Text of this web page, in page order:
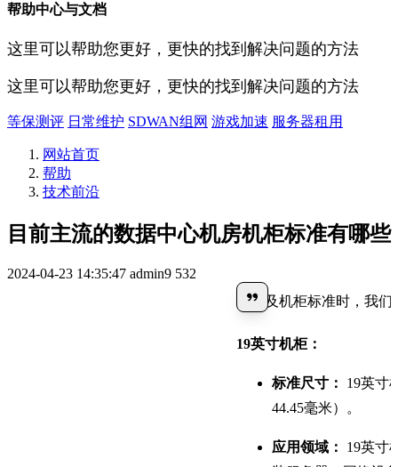
帮助中心与文档
这里可以帮助您更好，更快的找到解决问题的方法
这里可以帮助您更好，更快的找到解决问题的方法
等保测评 日常维护 SDWAN组网 游戏加速 服务器租用
网站首页
帮助
技术前沿
目前主流的数据中心机房机柜标准有哪些
2024-04-23 14:35:47 admin9 532
当谈及机柜标准时，我
19英寸机柜：
标准尺寸：
19英寸
44.45毫米）。
应用领域：
19英寸